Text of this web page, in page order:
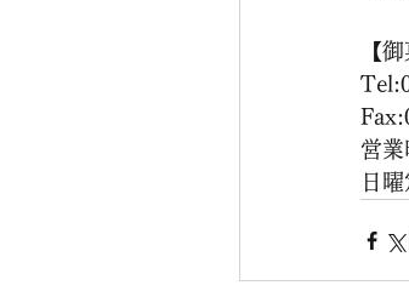
【
営業
日